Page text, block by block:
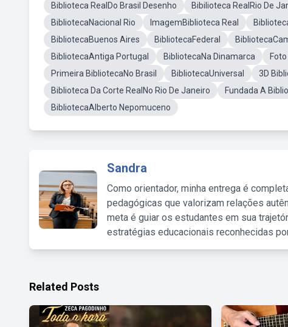
Biblioteca RealDo Brasil Desenho
Bibilioteca RealRio De
BibliotecaNacional Rio
ImagemBiblioteca Real
BibliotecaBuenos Aires
BibliotecaFederal
BibliotecaAntiga Portugal
BibliotecaNa Dinamarca
Primeira BibliotecaNo Brasil
BibliotecaUniversal 3D
Biblioteca Da Corte RealNo Rio De Janeiro
Fundada A
BibliotecaAlberto Nepomuceno
Sandra
Como orientador, minha entrega é
pedagógicas que valorizam relações
meta é guiar os estudantes em sua
estratégias educacionais reconhecidas
Related Posts